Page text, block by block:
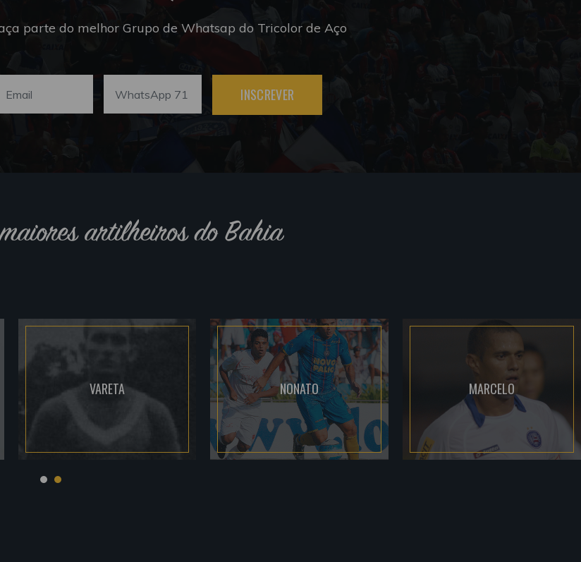
parte do melhor Grupo de Whatsap do Tricolor de Aço
INSCREVER
artilheiros do Bahia
VARETA NONATO MARCELO